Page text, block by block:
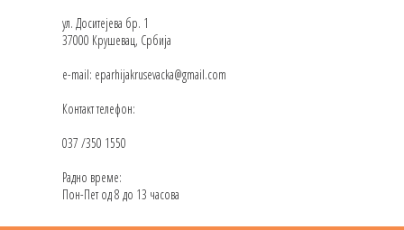
ул. Доситејева бр. 1
37000 Крушевац, Србија
e-mail: eparhijakrusevacka@gmail.com
Контакт телефон:
037 /350 1550
Радно време:
Пон-Пет од 8 до 13 часова